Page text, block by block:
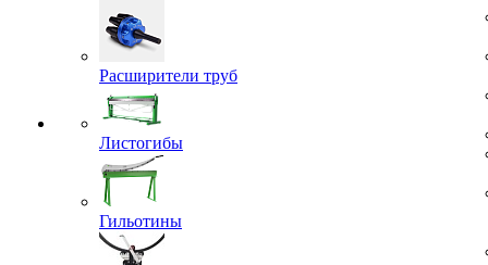
Расширители труб
Листогибы
Гильотины